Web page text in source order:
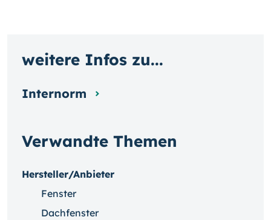
Verwandte Themen
Hersteller/Anbieter
Fenster
Dachfenster
weitere Infos zu...
Internorm